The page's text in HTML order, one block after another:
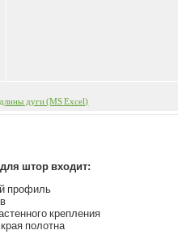
дуги (MS Excel)
штор входит:
профиль
крепления
полотна